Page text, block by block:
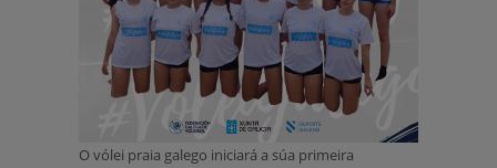
O vólei praia galego iniciará a súa primeira